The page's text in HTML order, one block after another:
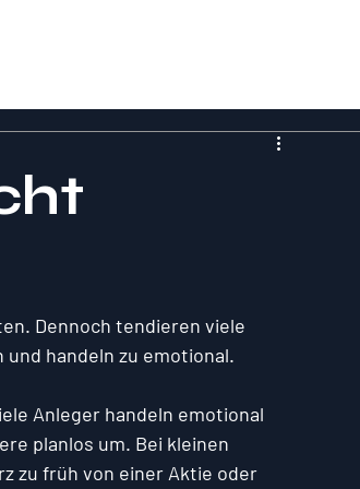
Dennoch tendieren viele
handeln zu emotional.
Anleger handeln emotional
planlos um. Bei kleinen
zu früh von einer Aktie oder